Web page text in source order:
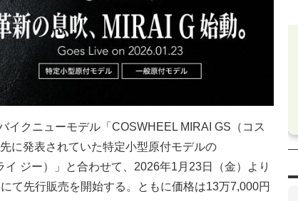
イクニューモデル「COSWHEEL MIRAI GS（コス
に発表されていた特定小型原付モデルの
イ ジー）」と合わせて、2026年1月23日（金）より
て先行販売を開始する。ともに価格は13万7,000円